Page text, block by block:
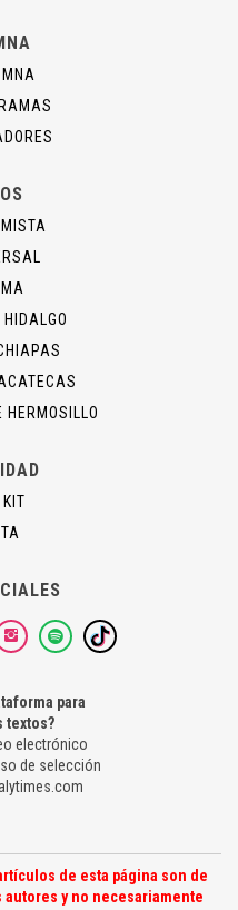
HERMOSILLO
para
textos?
electrónico
de selección
de esta página son de
y no necesariamente